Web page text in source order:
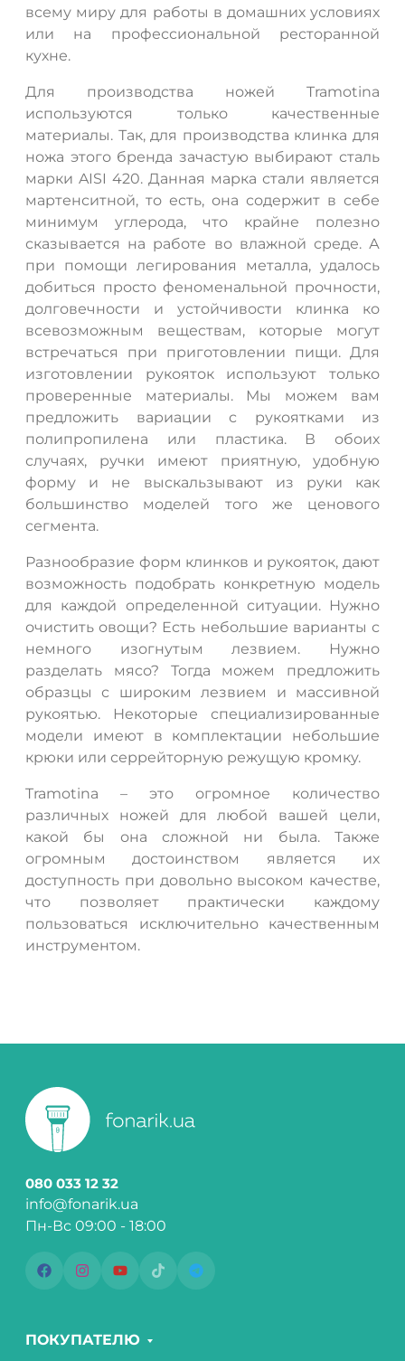
всему миру для работы в домашних условиях
или на профессиональной ресторанной
кухне.
Для производства ножей Tramotina
используются только качественные
материалы. Так, для производства клинка для
ножа этого бренда зачастую выбирают сталь
марки AISI 420. Данная марка стали является
мартенситной, то есть, она содержит в себе
минимум углерода, что крайне полезно
сказывается на работе во влажной среде. А
при помощи легирования металла, удалось
добиться просто феноменальной прочности,
долговечности и устойчивости клинка ко
всевозможным веществам, которые могут
встречаться при приготовлении пищи. Для
изготовлении рукояток используют только
проверенные материалы. Мы можем вам
предложить вариации с рукоятками из
полипропилена или пластика. В обоих
случаях, ручки имеют приятную, удобную
форму и не выскальзывают из руки как
большинство моделей того же ценового
сегмента.
Разнообразие форм клинков и рукояток, дают
возможность подобрать конкретную модель
для каждой определенной ситуации. Нужно
очистить овощи? Есть небольшие варианты с
немного изогнутым лезвием. Нужно
разделать мясо? Тогда можем предложить
образцы с широким лезвием и массивной
рукоятью. Некоторые специализированные
модели имеют в комплектации небольшие
крюки или серрейторную режущую кромку.
Tramotina – это огромное количество
различных ножей для любой вашей цели,
какой бы она сложной ни была. Также
огромным достоинством является их
доступность при довольно высоком качестве,
что позволяет практически каждому
пользоваться исключительно качественным
инструментом.
080 033 12 32
info@fonarik.ua
Пн-Вс 09:00 - 18:00
ПОКУПАТЕЛЮ